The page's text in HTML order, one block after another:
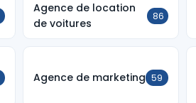
Agence de location
de voitures
86
Agence de marketing 59